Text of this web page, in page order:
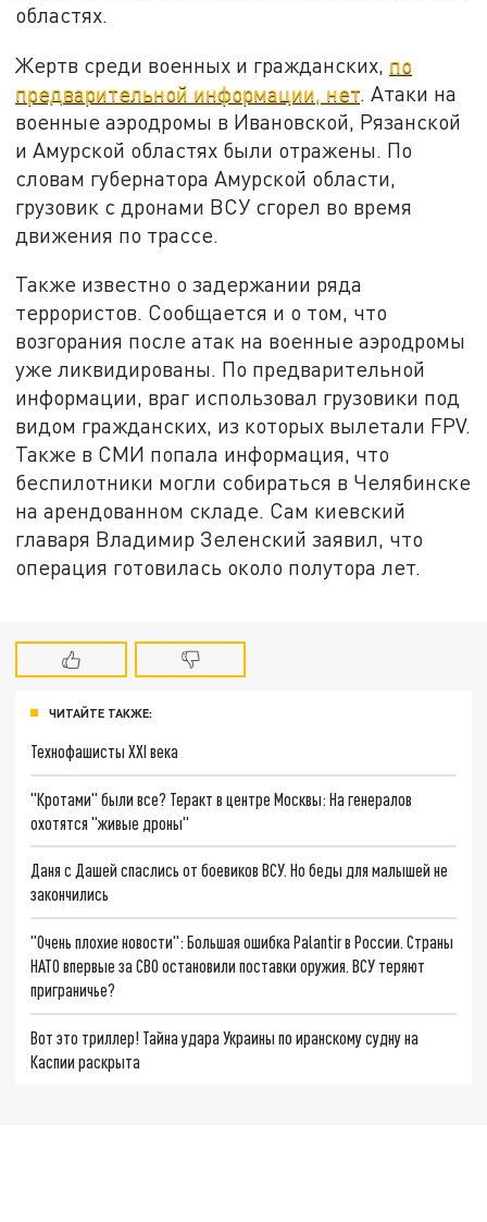
областях.
Жертв среди военных и гражданских, по
предварительной информации, нет . Атаки на
военные аэродромы в Ивановской, Рязанской
и Амурской областях были отражены. По
словам губернатора Амурской области,
грузовик с дронами ВСУ сгорел во время
движения по трассе.
Также известно о задержании ряда
террористов. Сообщается и о том, что
возгорания после атак на военные аэродромы
уже ликвидированы. По предварительной
информации, враг использовал грузовики под
видом гражданских, из которых вылетали FPV.
Также в СМИ попала информация, что
беспилотники могли собираться в Челябинске
на арендованном складе. Сам киевский
главаря Владимир Зеленский заявил, что
операция готовилась около полутора лет.
ЧИТАЙТЕ ТАКЖЕ:
Технофашисты XXI века
"Кротами" были все? Теракт в центре Москвы: На генералов
охотятся "живые дроны"
Даня с Дашей спаслись от боевиков ВСУ. Но беды для малышей не
закончились
"Очень плохие новости": Большая ошибка Palantir в России. Страны
НАТО впервые за СВО остановили поставки оружия. ВСУ теряют
приграничье?
Вот это триллер! Тайна удара Украины по иранскому судну на
Каспии раскрыта